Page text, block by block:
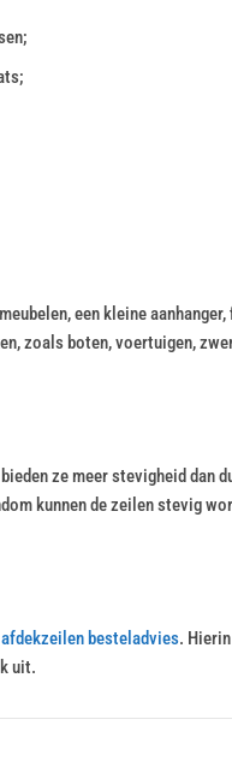
een kleine aanhanger,
zoals boten, voertuigen,
ze meer stevigheid dan
kunnen de zeilen stevig
afdekzeilen besteladvies.
uit.